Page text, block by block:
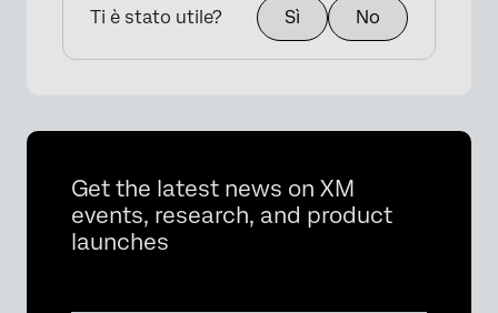
Ti è stato utile? Sì No
Get the latest news on XM
events, research, and product
launches